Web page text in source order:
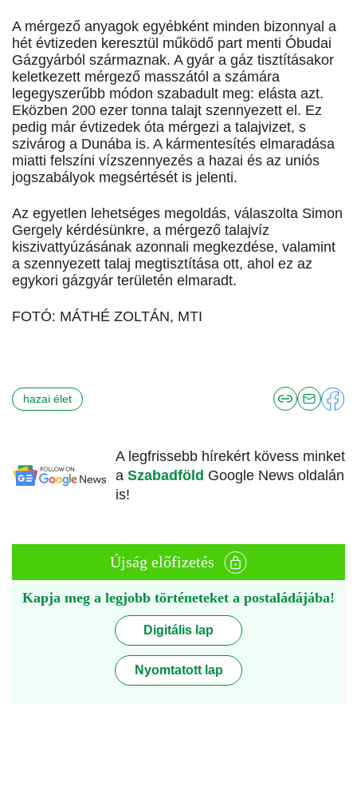
A mérgező anyagok egyébként minden bizonnyal a
hét évtizeden keresztül működő part menti Óbudai
Gázgyárból származnak. A gyár a gáz tisztításakor
keletkezett mérgező masszától a számára
legegyszerűbb módon szabadult meg: elásta azt.
Eközben 200 ezer tonna talajt szennyezett el. Ez
pedig már évtizedek óta mérgezi a talajvizet, s
szivárog a Dunába is. A kármentesítés elmaradása
miatti felszíni vízszennyezés a hazai és az uniós
jogszabályok megsértését is jelenti.
Az egyetlen lehetséges megoldás, válaszolta Simon
Gergely kérdésünkre, a mérgező talajvíz
kiszivattyúzásának azonnali megkezdése, valamint
a szennyezett talaj megtisztítása ott, ahol ez az
egykori gázgyár területén elmaradt.
FOTÓ: MÁTHÉ ZOLTÁN, MTI
hazai élet
A legfrissebb hírekért kövess minket
a Szabadföld Google News oldalán
is!
Újság előfizetés
Kapja meg a legjobb történeteket a postaládájába!
Digitális lap
Nyomtatott lap